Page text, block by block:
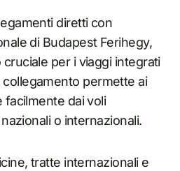
diretti con
di Budapest Ferihegy,
per i viaggi integrati
permette ai
facilmente dai voli
o internazionali.
tratte internazionali e